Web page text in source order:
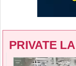
PRIVATE